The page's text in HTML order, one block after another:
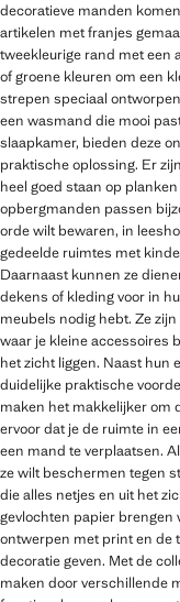
decoratieve manden
artikelen met franjes
tweekleurige rand met een
of groene kleuren om een
strepen speciaal
een wasmand die mooi
slaapkamer, bieden deze
praktische oplossing. Er
heel goed staan op
opbergmanden passen
orde wilt bewaren, in
gedeelde ruimtes met
Daarnaast kunnen ze
dekens of kleding voor in
meubels nodig hebt. Ze
waar je kleine accessoires
het zicht liggen. Naast hun
duidelijke praktische
maken het makkelijker om
ervoor dat je de ruimte in
een mand te verplaatsen.
ze wilt beschermen tegen
die alles netjes en uit het
gevlochten papier brengen
ontwerpen met print en de
decoratie geven. Met de
maken door verschillende